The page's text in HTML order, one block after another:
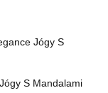
Jógy S